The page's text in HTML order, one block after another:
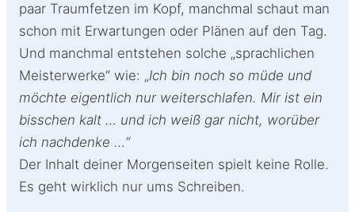
paar Traumfetzen im Kopf, manchmal schaut man
schon mit Erwartungen oder Plänen auf den Tag.
Und manchmal entstehen solche „sprachlichen
Meisterwerke“ wie: „Ich bin noch so müde und
möchte eigentlich nur weiterschlafen. Mir ist ein
bisschen kalt … und ich weiß gar nicht, worüber
ich nachdenke …“
Der Inhalt deiner Morgenseiten spielt keine Rolle.
Es geht wirklich nur ums Schreiben.